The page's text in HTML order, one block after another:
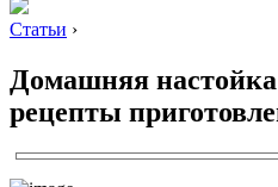
Статьи ›
Домашняя
рецепты